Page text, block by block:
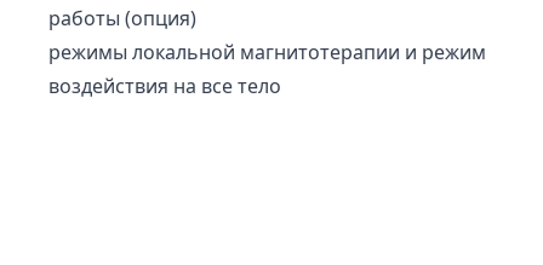
работы (опция)
режимы локальной магнитотерапии и режим
воздействия на все тело